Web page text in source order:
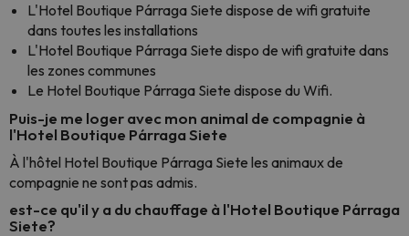
L'Hotel Boutique Párraga Siete dispose de wifi gratuite
dans toutes les installations
L'Hotel Boutique Párraga Siete dispo de wifi gratuite dans
les zones communes
Le Hotel Boutique Párraga Siete dispose du Wifi.
Puis-je me loger avec mon animal de compagnie à
l'Hotel Boutique Párraga Siete
À l'hôtel Hotel Boutique Párraga Siete les animaux de
compagnie ne sont pas admis.
est-ce qu'il y a du chauffage à l'Hotel Boutique Párraga
Siete?